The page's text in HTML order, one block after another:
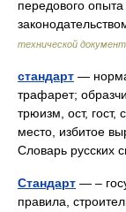
передового
технической
стандарт —
трафарет;
трюизм, ост,
место, избитое
Словарь
Стандарт — –
правила,